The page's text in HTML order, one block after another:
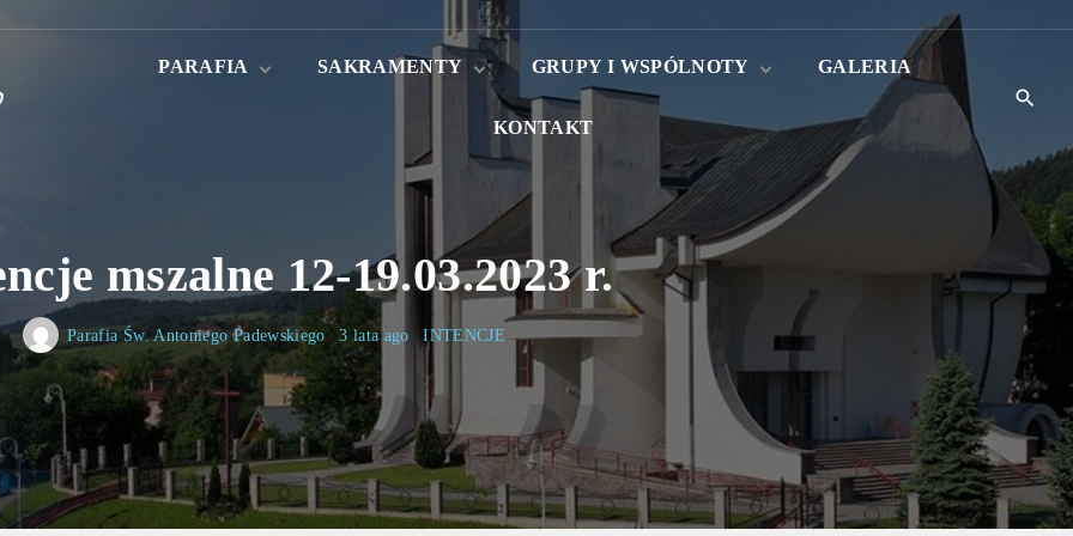
PARAFIA
Nowenna do św.
Antoniego
Kancelaria parafialna
Nabożeństwa
SAKRAMENTY
Sakrament
GRUPY I WSPÓLNOTY
Róże różańcowe
Liturgiczna Służba
GALERIA
KONTAKT
mszalne 12-19.03.2023 r.
Parafia Św. Antoniego Padewskiego 3 lata ago INTENCJE